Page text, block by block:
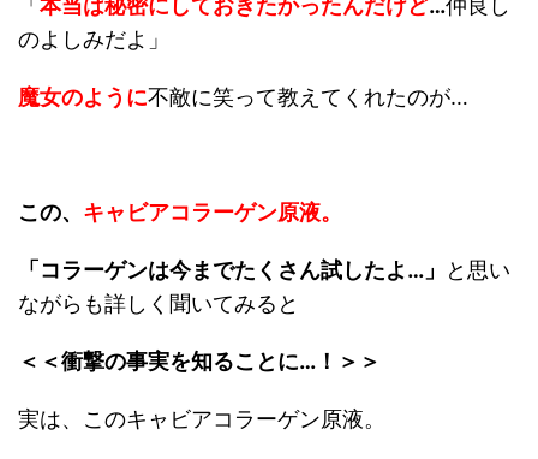
「 本当は秘密にしておきたかったんだけど…仲良し
のよしみだよ」
魔女のように不敵に笑って教えてくれたのが…
この、 キャビアコラーゲン原液。
「コラーゲンは今までたくさん試したよ…」
と思い
ながらも詳しく聞いてみると
＜＜衝撃の事実を知ることに…！＞＞
実は、このキャビアコラーゲン原液。